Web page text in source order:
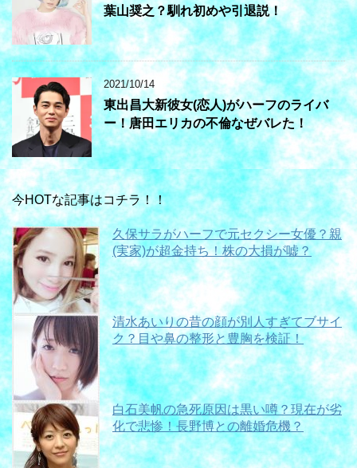
葉山奨之？馴れ初めや引退説！
2021/10/14
東出昌大新彼女(恋人)がハーフのライバ
ー！唐田エリカの不倫なぜバレた！
今HOTな記事はコチラ！！
久保サラがハーフで元セクシー女優？親
(実家)が超金持ち！株の大損が嘘？
清水あいりの昔の顔が別人すぎてブサイ
ク？目や鼻の整形と豊胸を検証！
白石美帆の急死原因は黒い噂？現在が劣
化で悲惨！長野博との離婚危機？